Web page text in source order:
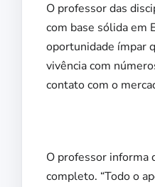
O professor das
com base sólida em
oportunidade ímpar
vivência com
contato com o
O professor informa
completo. “Todo o